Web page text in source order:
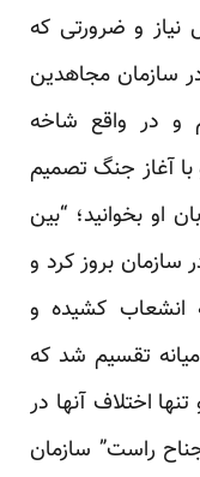
نیاز و ضرورتی که
سازمان مجاهدین
و در واقع شاخه
با آغاز جنگ تصمیم
او بخوانید؛ “بین
درونی در سازمان بروز کرد و
سال 61 کار به انشعاب کشیده و
تقسیم شد که
اختلاف آنها در
راست” سازمان